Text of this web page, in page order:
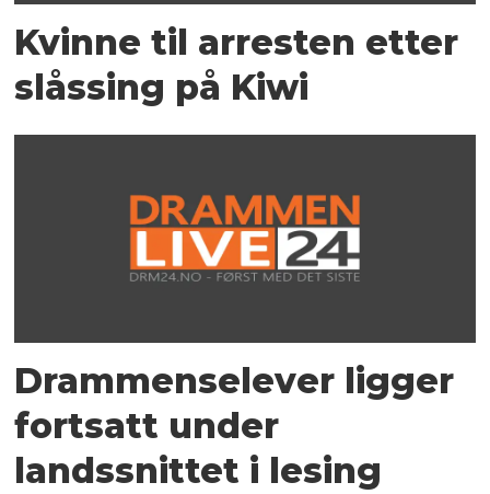
Kvinne til arresten etter
slåssing på Kiwi
Drammenselever ligger
fortsatt under
landssnittet i lesing